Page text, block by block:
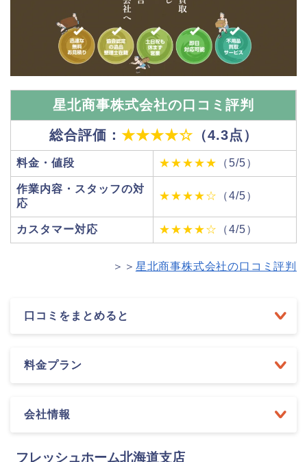
星北商事株式会社の口コミ評判
総合評価： ★★★★☆ （4.3点）
料金・値段 ★★★★★ （5/5）
作業内容・スタッフの対
応
★★★★☆ （4/5）
カスタマー対応 ★★★★☆ （4/5）
＞＞ 星北商事株式会社の口コミ評判
口コミをまとめると
料金プラン
会社情報
フレッシュホーム北海道支店